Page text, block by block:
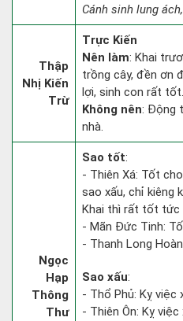
Cánh sinh lung
Thập
Nhị Kiến
Trừ
Trực Kiến
Nên làm: Khai
trồng cây, đền ơn
lợi, sinh con rất tốt.
Không nên: Động
nhà.
Ngọc
Hạp
Thông
Thư
Sao tốt:
- Thiên Xá: Tốt
sao xấu, chỉ kiêng
Khai thì rất tốt tức
- Mãn Đức Tinh:
- Thanh Long
Sao xấu:
- Thổ Phủ: Kỵ việc
- Thiên Ôn: Kỵ việc